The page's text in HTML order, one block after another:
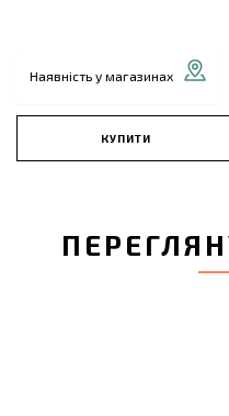
Наявність у магазинах
КУПИТИ